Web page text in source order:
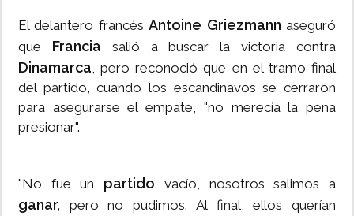
El delantero francésAntoine Griezmann aseguró
que Francia salió a buscar la victoria contra
Dinamarca, pero reconoció que en el tramo final
del partido, cuando los escandinavos se cerraron
para asegurarse el empate, "no merecía la pena
presionar".
"No fue un partido vacío, nosotros salimos a
ganar, pero no pudimos. Al final, ellos querían